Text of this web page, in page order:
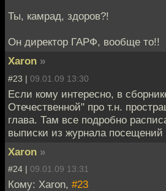
Ты, камрад, здоров?!
Он директор ГАРФ, вообще то!!
Xaron »
#23 | 09.01.09 13:30
Если кому интересно, в
Отечественной" про т.н.
глава. Там все подробно
выписки из журнала посещений
Xaron »
#24 | 09.01.09 13:31
Кому: Xaron, #23